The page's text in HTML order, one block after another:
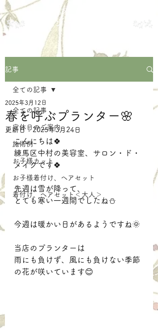
サロン・ド・メイク
練馬区中村の美容室
記事
全ての記事
定休日のご案内
施術例
お子様カット
お子様着付け、ヘアセット
着付け、ヘアセット＜大人＞
全ての記事
春を呼ぶプランター🌸
2025年3月12日
更新日： 2025年3月24日
こんにちは🍀
練馬区中村の美容室、サロン・ド・
メイクです🍀
先週は雪が降って、
とても寒い一週間でしたね⛄
今週は暖かい日があるようですね🌞
当店のプランターは
雨にも負けず、風にも負けない季節
の花が咲いています😊